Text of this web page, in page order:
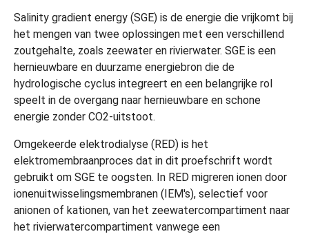
Salinity gradient energy (SGE) is de energie die vrijkomt bij
het mengen van twee oplossingen met een verschillend
zoutgehalte, zoals zeewater en rivierwater. SGE is een
hernieuwbare en duurzame energiebron die de
hydrologische cyclus integreert en een belangrijke rol
speelt in de overgang naar hernieuwbare en schone
energie zonder CO2-uitstoot.
Omgekeerde elektrodialyse (RED) is het
elektromembraanproces dat in dit proefschrift wordt
gebruikt om SGE te oogsten. In RED migreren ionen door
ionenuitwisselingsmembranen (IEM's), selectief voor
anionen of kationen, van het zeewatercompartiment naar
het rivierwatercompartiment vanwege een